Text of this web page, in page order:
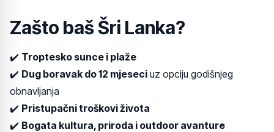
Zašto baš Šri Lanka?
✔️ Troptesko sunce i plaže
✔️ Dug boravak do 12 mjeseci uz opciju godišnjeg
obnavljanja
✔️ Pristupačni troškovi života
✔️ Bogata kultura, priroda i outdoor avanture